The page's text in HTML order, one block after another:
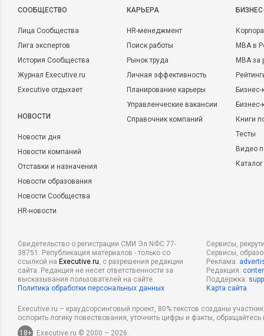
CООБЩЕСТВО
Лица Сообщества
Лига экспертов
История Сообщества
Журнал Executive.ru
Executive отдыхает
НОВОСТИ
Новости дня
Новости компаний
Отставки и назначения
Новости образования
Новости Сообщества
HR-новости
КАРЬЕРА
HR-менеджмент
Поиск работы
Рынок труда
Личная эффективность
Планирование карьеры
Управленческие вакансии
Справочник компаний
MBA в
MBA
Бизнес-
Книги
Тесты
Видео
Свидетельство о регистрации СМИ Эл NФС 77-
38751. Републикация материалов - только со
ссылкой на Executive.ru, с разрешения редакции
сайта. Редакция не несет ответственности за
высказывания пользователей на сайте.
Политика обработки персональных данных
Сервисы,
Сервисы,
Реклама:
Редакция:
Поддержка:
Карта сайта
Executive.ru – краудсорсинговый проект, 80% текстов созданы
оспорить логику повествования, уточнить цифры и факты,
18+
Executive.ru © 2000 – 2026.